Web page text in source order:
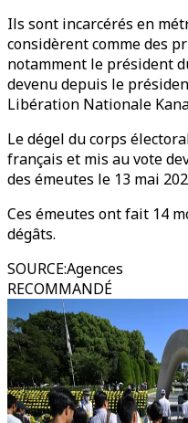
Ils sont incarcérés en
considèrent comme des
notamment le président
devenu depuis le
Libération Nationale
Le dégel du corps
français et mis au vote
des émeutes le 13 mai
Ces émeutes ont fait 14
dégâts.
SOURCE:Agences
RECOMMANDÉ